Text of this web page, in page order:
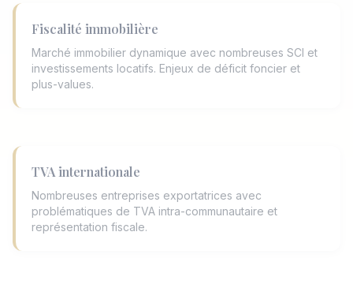
Fiscalité immobilière
Marché immobilier dynamique avec nombreuses SCI et
investissements locatifs. Enjeux de déficit foncier et
plus-values.
TVA internationale
Nombreuses entreprises exportatrices avec
problématiques de TVA intra-communautaire et
représentation fiscale.